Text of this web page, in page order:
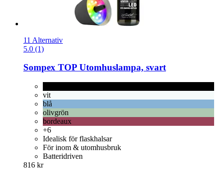
11 Alternativ
5.0 (1)
Sompex TOP Utomhuslampa, svart
vit
blå
olivgrön
bordeaux
+6
Idealisk för flaskhalsar
För inom & utomhusbruk
Batteridriven
816 kr